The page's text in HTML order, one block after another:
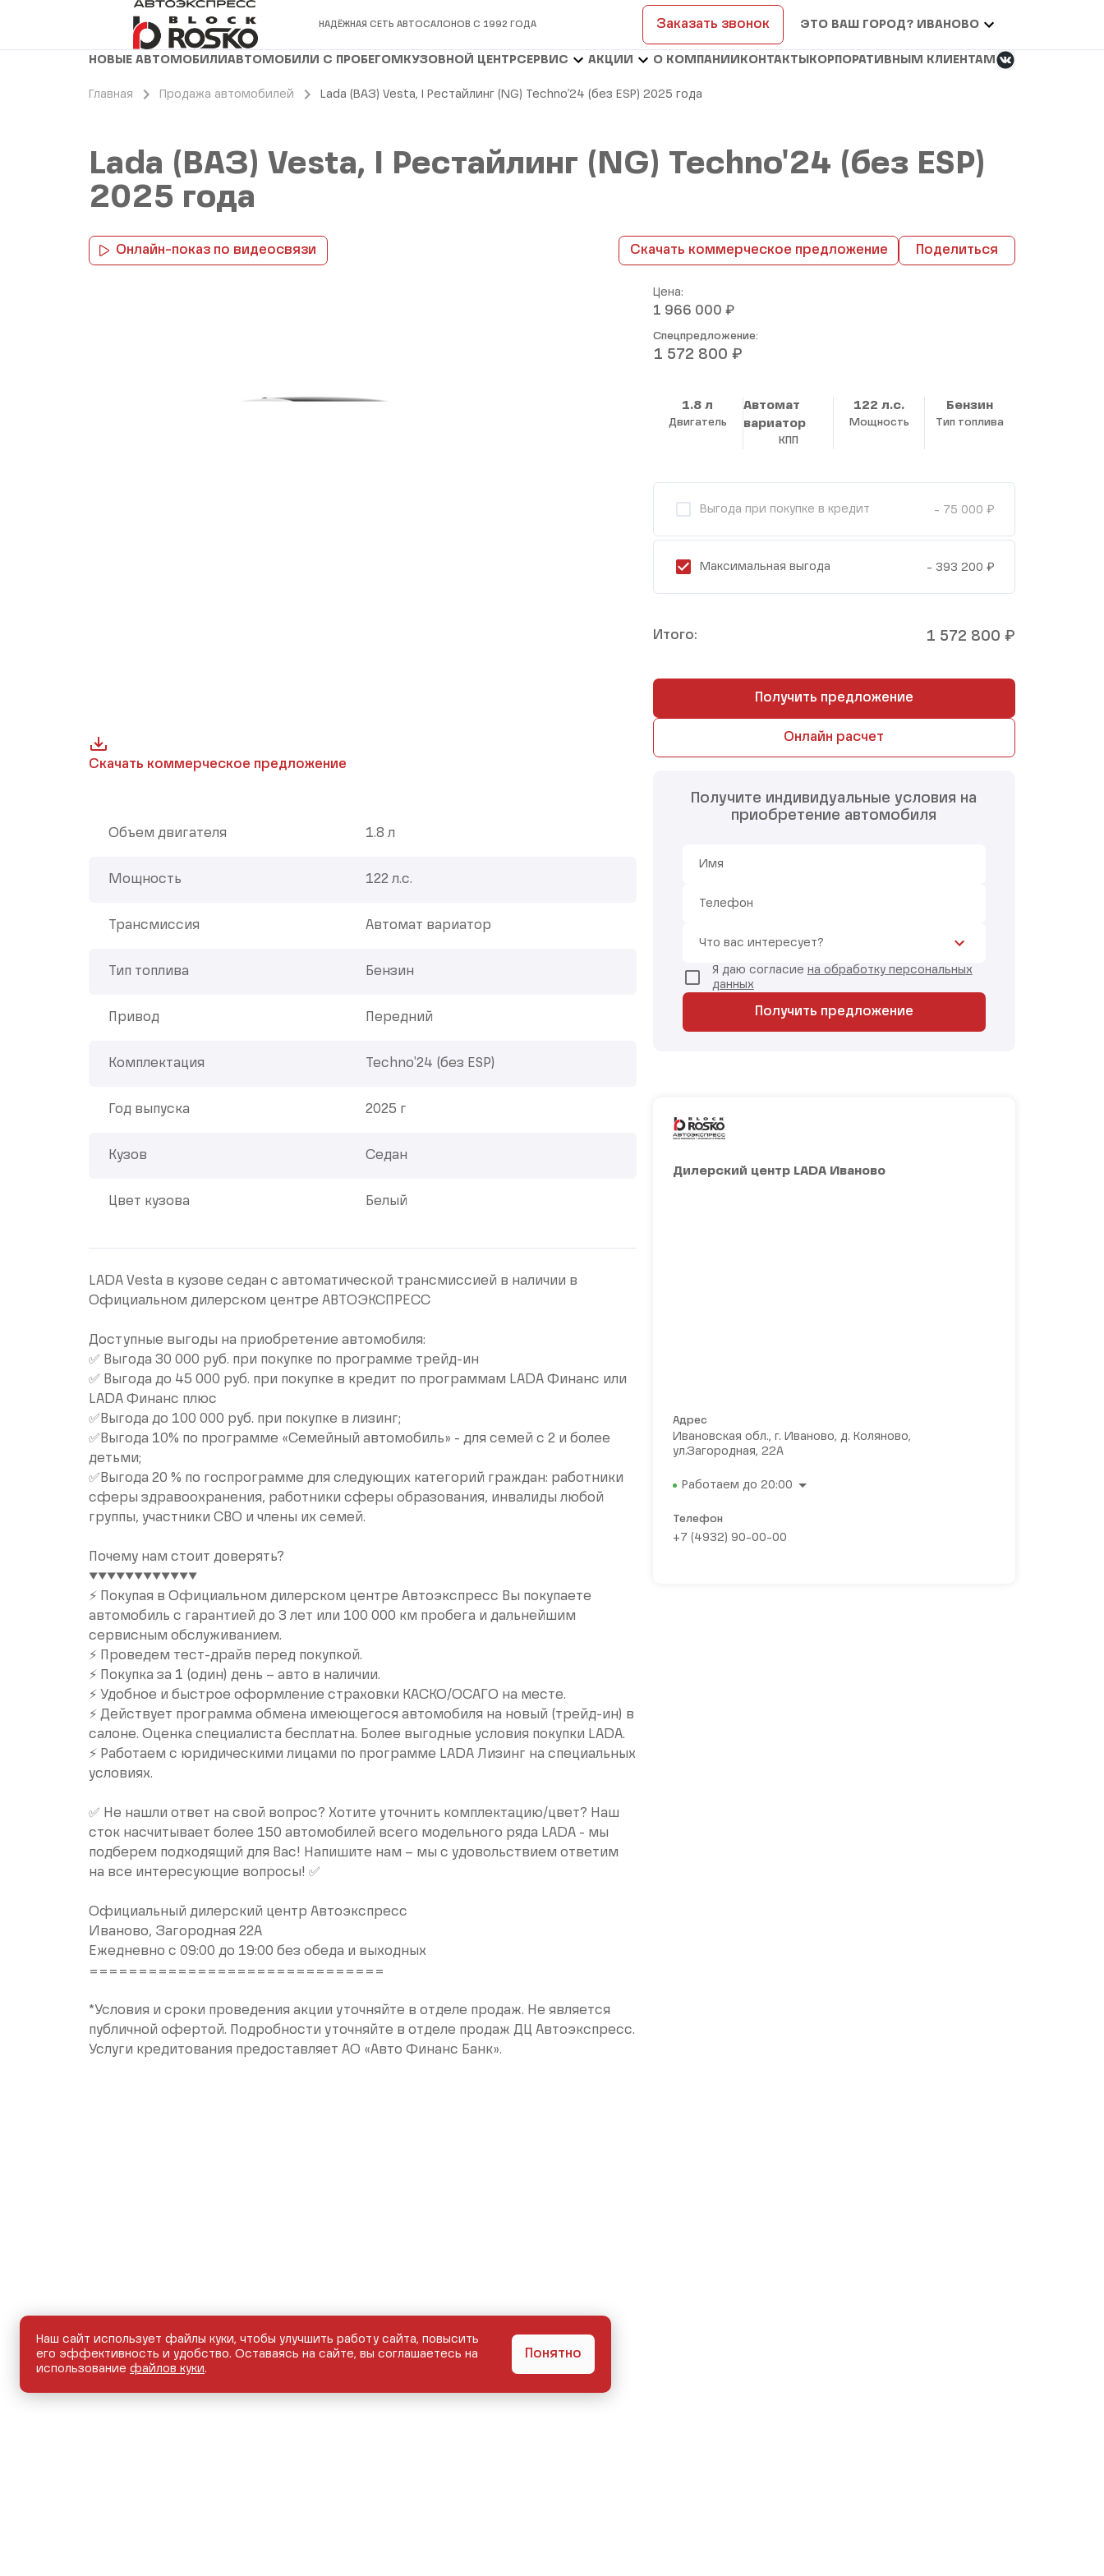
НАДЁЖНАЯ СЕТЬ АВТОСАЛОНОВ С 1992 ГОДА Заказать звонок ЭТО ВАШ ГОРОД? ИВАНОВО
НОВЫЕ АВТОМОБИЛИ АВТОМОБИЛИ С ПРОБЕГОМ КУЗОВНОЙ ЦЕНТРСЕРВИС АКЦИИ О КОМПАНИИ КОНТАКТЫ КОРПОРАТИВНЫМ КЛИЕНТАМ
Главная Продажа автомобилей Lada (ВАЗ) Vesta, I Рестайлинг (NG) Techno'24 (без ESP) 2025 года
Lada (ВАЗ) Vesta, I Рестайлинг (NG) Techno'24 (без ESP)
2025 года
Онлайн-показ по видеосвязи Скачать коммерческое предложение Поделиться
Скачать коммерческое предложение
Объем двигателя 1.8 л
Мощность 122 л.с.
Трансмиссия Автомат вариатор
Тип топлива Бензин
Привод Передний
Комплектация Techno'24 (без ESP)
Год выпуска 2025 г
Кузов Седан
Цвет кузова Белый
LАDA Vеstа в кузовe седан с автоматической трансмиссией в наличии в
Официальнoм дилеpском цeнтрe АВТОЭКСПРЕСС
Доступные выгоды на приобретение автомобиля:
✅ Выгода 30 000 руб. при покупке по программе трейд-ин
✅ Выгода до 45 000 руб. при покупке в кредит по программам LАDА Финанс или
LАDА Финанс плюс
✅Выгода до 100 000 руб. при покупке в лизинг;
✅Выгода 10% по программе «Семейный автомобиль» - для семей с 2 и более
детьми;
✅Выгода 20 % по госпрограмме для следующих категорий граждан: работники
сферы здравоохранения, работники сферы образования, инвалиды любой
группы, участники СВО и члены их семей.
Почему нам стоит доверять?
▼▼▼▼▼▼▼▼▼▼▼▼
⚡️ Покупая в Официальном дилерском центре Автоэкспресс Вы покупаете
автомобиль с гарантией до 3 лет или 100 000 км пробега и дальнейшим
сервисным обслуживанием.
⚡️ Проведем тест-драйв перед покупкой.
⚡️ Покупка за 1 (один) день – авто в наличии.
⚡️ Удобное и быстрое оформление страховки КАСКО/ОСАГО на месте.
⚡️ Действует программа обмена имеющегося автомобиля на новый (трейд-ин) в
салоне. Оценка специалиста бесплатна. Более выгодные условия покупки LАDА.
⚡️ Работаем с юридическими лицами по программе LАDА Лизинг на специальных
условиях.
✅ Не нашли ответ на свой вопрос? Хотите уточнить комплектацию/цвет? Наш
сток насчитывает более 150 автомобилей всего модельного ряда LАDА - мы
подберем подходящий для Вас! Напишите нам – мы с удовольствием ответим
на все интересующие вопросы! ✅
Официальный дилерский центр Автоэкспресс
Иваново, Загородная 22А
Ежедневно с 09:00 до 19:00 без обеда и выходных
==============================
*Условия и сроки проведения акции уточняйте в отделе продаж. Не является
публичной офертой. Подробности уточняйте в отделе продаж ДЦ Автоэкспресс.
Услуги кредитования предоставляет АО «Авто Финанс Банк».
Цена:
1 966 000 ₽
Спецпредложение:
1 572 800 ₽
1.8 л
Двигатель
Автомат
вариатор
КПП
122 л.с.
Мощность
Бензин
Тип топлива
Выгода при покупке в кредит - 75 000 ₽
Максимальная выгода - 393 200 ₽
Итого: 1 572 800 ₽
Получить предложение
Онлайн расчет
Получите индивидуальные условия на
приобретение автомобиля
Имя
Телефон
Что вас интересует?
Я даю согласие на обработку персональных
данных
Получить предложение
Дилерский центр LADA Иваново
Адрес
Ивановская обл., г. Иваново, д. Коляново,
ул.Загородная, 22А
Работаем до 20:00
Телефон
+7 (4932) 90-00-00
Наш сайт использует файлы куки, чтобы улучшить работу сайта, повысить
его эффективность и удобство. Оставаясь на сайте, вы соглашаетесь на
использование файлов куки.
Понятно